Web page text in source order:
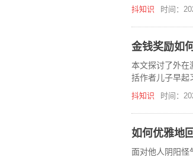
抖知识 时间：
金钱奖励如
本文探讨了外在
括作者儿子早起
人们原本的兴趣
抖知识 时间：
如何优雅地
面对他人阴阳怪